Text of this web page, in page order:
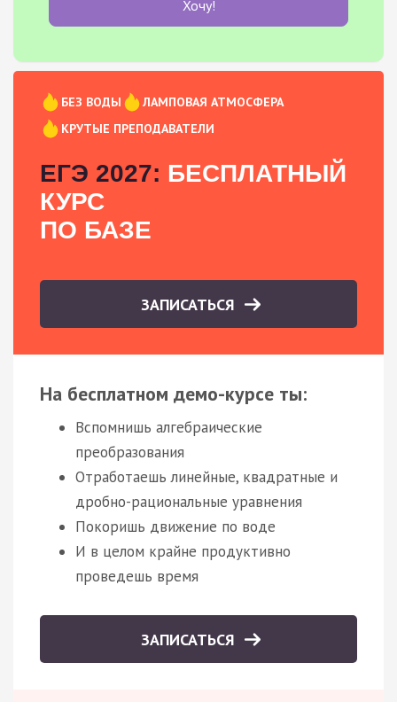
Хочу!
БЕЗ ВОДЫ
ЛАМПОВАЯ АТМОСФЕРА
КРУТЫЕ ПРЕПОДАВАТЕЛИ
ЕГЭ 2027: БЕСПЛАТНЫЙ
КУРС
ПО БАЗЕ
ЗАПИСАТЬСЯ
На бесплатном демо-курсе ты:
Вспомнишь алгебраические
преобразования
Отработаешь линейные, квадратные и
дробно-рациональные уравнения
Покоришь движение по воде
И в целом крайне продуктивно
проведешь время
ЗАПИСАТЬСЯ